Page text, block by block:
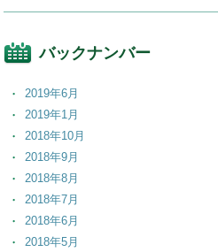
バックナンバー
2019年6月
2019年1月
2018年10月
2018年9月
2018年8月
2018年7月
2018年6月
2018年5月